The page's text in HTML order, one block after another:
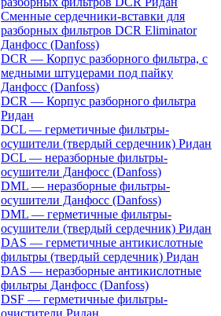
Сменные сердечники-вставки для
разборных фильтров DCR Eliminator
Данфосс (Danfoss)
DCR — Корпус разборного фильтра, с
медными штуцерами под пайку
Данфосс (Danfoss)
DCR — Корпус разборного фильтра
Ридан
DCL — герметичные фильтры-
осушители (твердый сердечник) Ридан
DCL — неразборные фильтры-
осушители Данфосс (Danfoss)
DML — неразборные фильтры-
осушители Данфосс (Danfoss)
DML — герметичные фильтры-
осушители (твердый сердечник) Ридан
DAS — герметичные антикислотные
фильтры (твердый сердечник) Ридан
DAS — неразборные антикислотные
фильтры Данфосс (Danfoss)
DSF — герметичные фильтры-
очистители Ридан